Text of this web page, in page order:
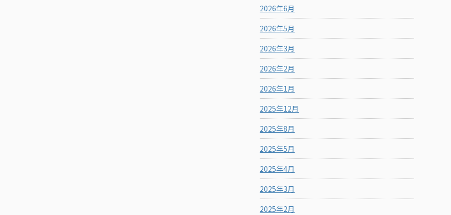
2026年6月
2026年5月
2026年3月
2026年2月
2026年1月
2025年12月
2025年8月
2025年5月
2025年4月
2025年3月
2025年2月